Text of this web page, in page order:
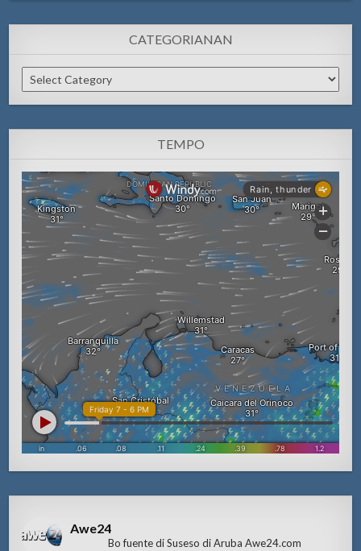
CATEGORIANAN
Categorianan
TEMPO
Awe24
Bo fuente di Suseso di Aruba Awe24.com